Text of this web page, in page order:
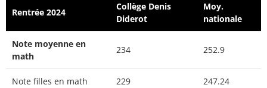
Rentrée 2024
Collège Denis
Diderot
Moy.
nationale
Note moyenne en
math
234 252.9
Note filles en math 229 247.24